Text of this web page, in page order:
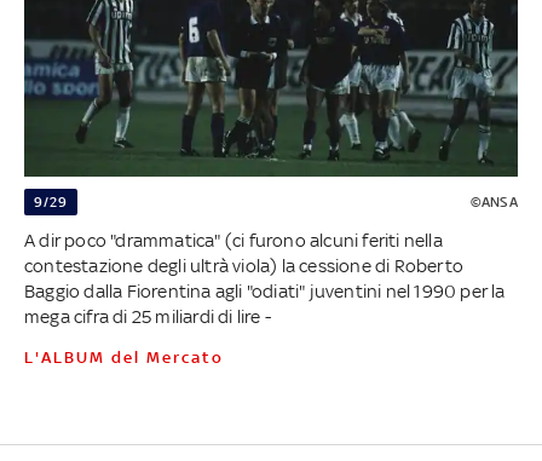
9/29 ©ANSA
A dir poco "drammatica" (ci furono alcuni feriti nella
contestazione degli ultrà viola) la cessione di Roberto
Baggio dalla Fiorentina agli "odiati" juventini nel 1990 per la
mega cifra di 25 miliardi di lire -
L'ALBUM del Mercato